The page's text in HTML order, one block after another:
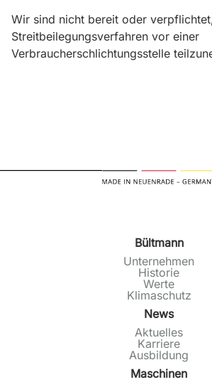
Wir sind nicht bereit oder
Streitbeilegungsverfahren vor einer
Verbraucherschlichtungsstelle
Bültmann
Unternehmen
Historie
Werte
Klimaschutz
News
Aktuelles
Karriere
Ausbildung
Maschinen